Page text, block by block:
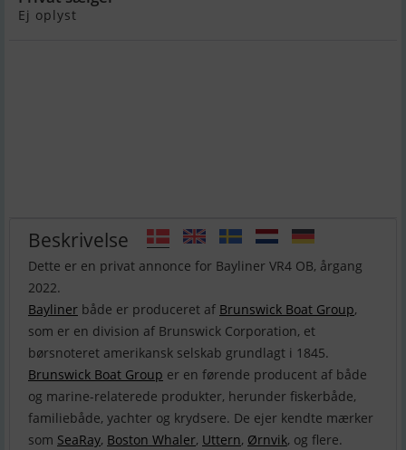
Ej oplyst
Beskrivelse
Dette er en privat annonce for Bayliner VR4 OB, årgang
Bayliner både er produceret af Brunswick Boat Group,
som er en division af Brunswick Corporation, et
børsnoteret amerikansk selskab grundlagt i 1845.
Brunswick Boat Group er en førende producent af både
og marine-relaterede produkter, herunder fiskerbåde,
familiebåde, yachter og krydsere. De ejer kendte mærker
som SeaRay, Boston Whaler, Uttern, Ørnvik, og flere.